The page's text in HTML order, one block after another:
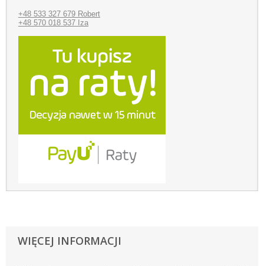
+48 533 327 679 Robert
+48 570 018 537 Iza
WIĘCEJ INFORMACJI